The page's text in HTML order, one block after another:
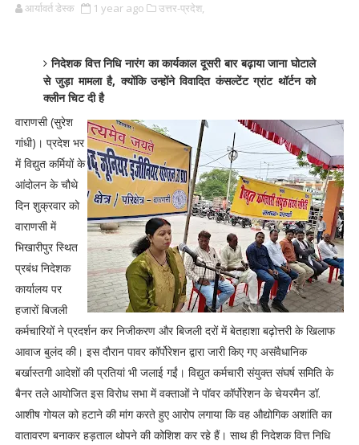
आर्यावर्त डेस्क 1 year ago उत्तर-प्रदेश,
निदेशक वित्त निधि नारंग का कार्यकाल दूसरी बार बढ़ाया जाना घोटाले
से जुड़ा मामला है, क्योंकि उन्होंने विवादित कंसल्टेंट ग्रांट थॉर्टन को
क्लीन चिट दी है
वाराणसी (सुरेश
गांधी)। प्रदेश भर
में विद्युत कर्मियों के
आंदोलन के चौथे
दिन शुक्रवार को
वाराणसी में
भिखारीपुर स्थित
प्रबंध निदेशक
कार्यालय पर
हजारों बिजली
कर्मचारियों ने प्रदर्शन कर निजीकरण और बिजली दरों में बेतहाशा बढ़ोत्तरी के खिलाफ
आवाज बुलंद की। इस दौरान पावर कॉर्पोरेशन द्वारा जारी किए गए असंवैधानिक
बर्खास्तगी आदेशों की प्रतियां भी जलाई गईं। विद्युत कर्मचारी संयुक्त संघर्ष समिति के
बैनर तले आयोजित इस विरोध सभा में वक्ताओं ने पॉवर कॉर्पोरेशन के चेयरमैन डॉ.
आशीष गोयल को हटाने की मांग करते हुए आरोप लगाया कि वह औद्योगिक अशांति का
वातावरण बनाकर हड़ताल थोपने की कोशिश कर रहे हैं। साथ ही निदेशक वित्त निधि